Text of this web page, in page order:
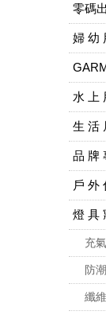
零碼
婦 幼
水 上
生 活
品 牌
戶 外
燈 具
充
防
纖